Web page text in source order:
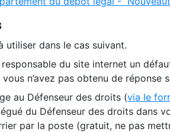
utiliser dans le cas suivant.
du site internet un
n’avez pas obtenu de réponse
au Défenseur des droits (via le
du Défenseur des droits dans
par la poste (gratuit, ne pas